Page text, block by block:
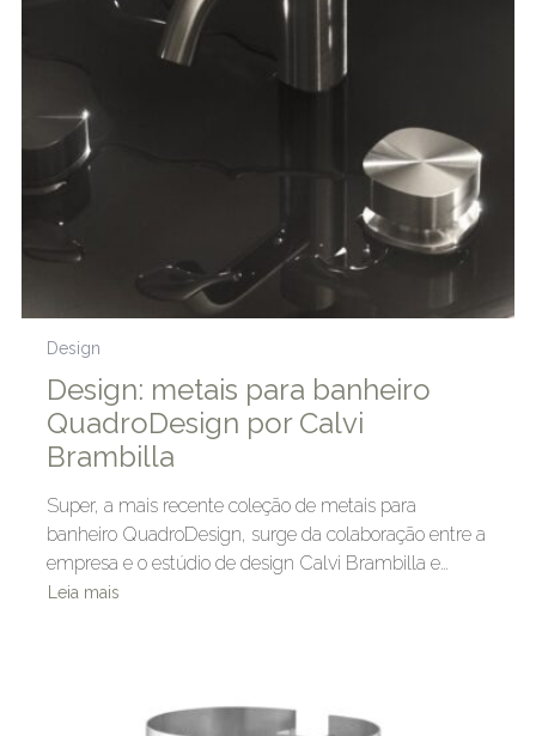
Design
Design: metais para banheiro
QuadroDesign por Calvi
Brambilla
Super, a mais recente coleção de metais para
banheiro QuadroDesign, surge da colaboração entre a
empresa e o estúdio de design Calvi Brambilla e…
Leia mais